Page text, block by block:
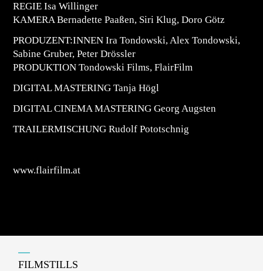
REGIE Isa Willinger
KAMERA Bernadette Paaßen, Siri Klug, Doro Götz
PRODUZENT:INNEN Ira Tondowski, Alex Tondowski,
Sabine Gruber, Peter Drössler
PRODUKTION Tondowski Films, FlairFilm
DIGITAL MASTERING Tanja Högl
DIGITAL CINEMA MASTERING Georg Augsten
TRAILERMISCHUNG Rudolf Pototschnig
www.flairfilm.at
FILMSTILLS